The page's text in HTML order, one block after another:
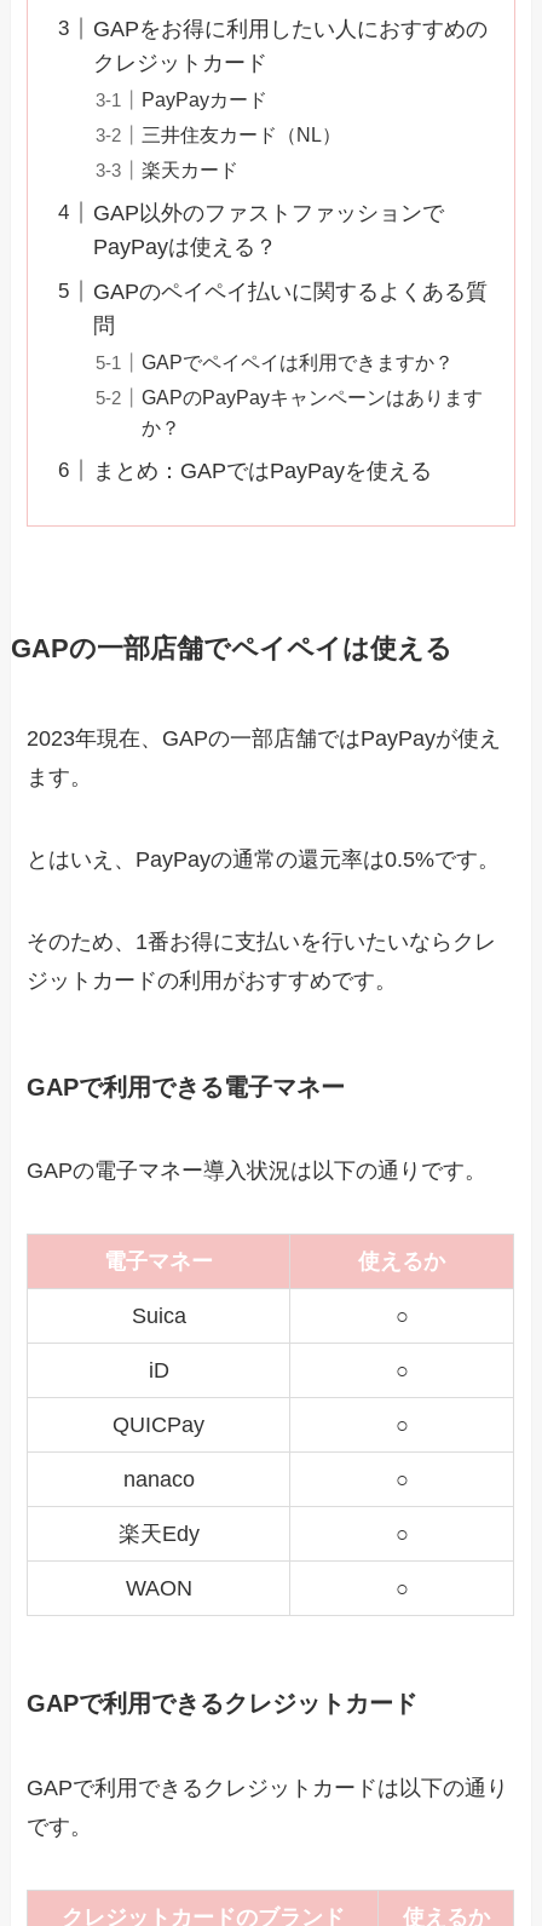
GAPをお得に利用したい人におすすめの
クレジットカード
PayPayカード
三井住友カード（NL）
楽天カード
GAP以外のファストファッションで
PayPayは使える？
GAPのペイペイ払いに関するよくある質
問
GAPでペイペイは利用できますか？
GAPのPayPayキャンペーンはあります
か？
まとめ：GAPではPayPayを使える
GAPの一部店舗でペイペイは使える
2023年現在、GAPの一部店舗ではPayPayが使え
ます。
とはいえ、PayPayの通常の還元率は0.5%です。
そのため、1番お得に支払いを行いたいならクレ
ジットカードの利用がおすすめです。
GAPで利用できる電子マネー
GAPの電子マネー導入状況は以下の通りです。
電子マネー 使えるか
Suica ○
iD ○
QUICPay ○
nanaco ○
楽天Edy ○
WAON ○
GAPで利用できるクレジットカード
GAPで利用できるクレジットカードは以下の通り
です。
クレジットカードのブランド 使えるか